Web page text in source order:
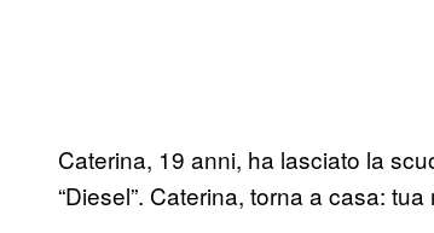
Caterina, 19 anni, ha lasciato la
“Diesel”. Caterina, torna a casa: